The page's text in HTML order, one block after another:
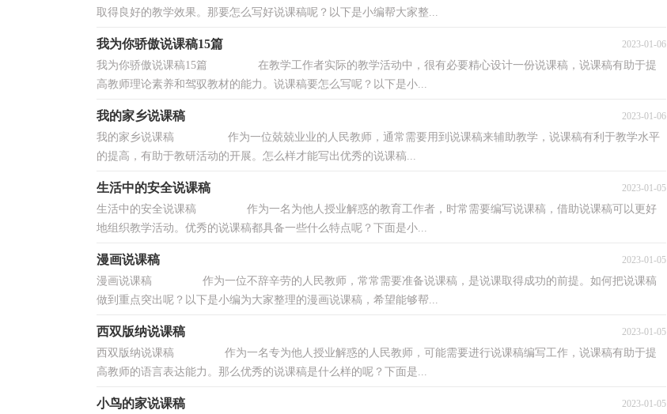
取得良好的教学效果。那要怎么写好说课稿呢？以下是小编帮大家整...
我为你骄傲说课稿15篇 2023-01-06
我为你骄傲说课稿15篇 在教学工作者实际的教学活动中，很有必要精心设计一份说课稿，说课稿有助于提
高教师理论素养和驾驭教材的能力。说课稿要怎么写呢？以下是小...
我的家乡说课稿 2023-01-06
我的家乡说课稿 作为一位兢兢业业的人民教师，通常需要用到说课稿来辅助教学，说课稿有利于教学水平
的提高，有助于教研活动的开展。怎么样才能写出优秀的说课稿...
生活中的安全说课稿 2023-01-05
生活中的安全说课稿 作为一名为他人授业解惑的教育工作者，时常需要编写说课稿，借助说课稿可以更好
地组织教学活动。优秀的说课稿都具备一些什么特点呢？下面是小...
漫画说课稿 2023-01-05
漫画说课稿 作为一位不辞辛劳的人民教师，常常需要准备说课稿，是说课取得成功的前提。如何把说课稿
做到重点突出呢？以下是小编为大家整理的漫画说课稿，希望能够帮...
西双版纳说课稿 2023-01-05
西双版纳说课稿 作为一名专为他人授业解惑的人民教师，可能需要进行说课稿编写工作，说课稿有助于提
高教师的语言表达能力。那么优秀的说课稿是什么样的呢？下面是...
小鸟的家说课稿 2023-01-05